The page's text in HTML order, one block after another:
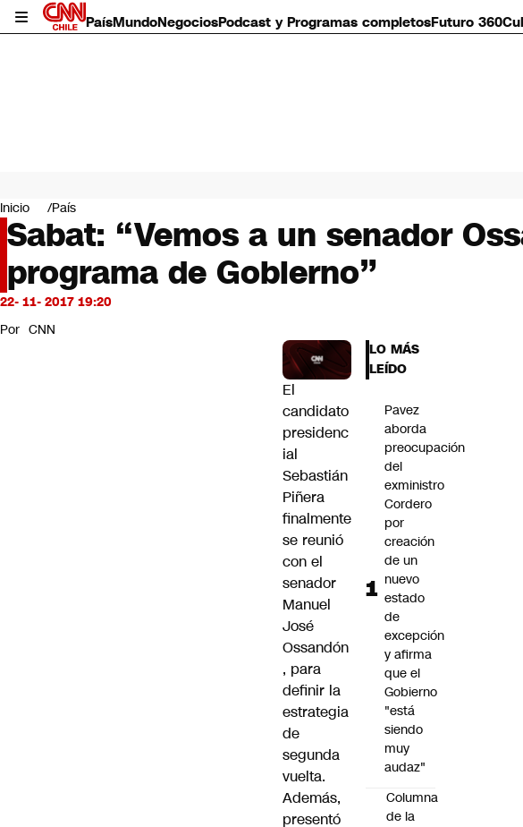
PaísMundoNegociosPodcast y Programas completosFuturo 360
Mundo
Negocios
Deportes
Programas completos
Cultura
Servicios
Bits
CNN Data
Inicio País
Sabat: “Vemos a un senador
programa de Gobierno”
22- 11- 2017 19:20
Por CNN
El
candidato
presidenc
ial
Sebastián
Piñera
finalmente
se reunió
con el
senador
Manuel
José
Ossandón
, para
definir la
estrategia
de
segunda
vuelta.
Además,
presentó
LO MÁS
LEÍDO
Pavez
aborda
preocupación
del
exministro
Cordero
por
creación
de un
nuevo
estado
de
excepción
y afirma
que el
Gobierno
"está
siendo
muy
audaz"
Columna
de la